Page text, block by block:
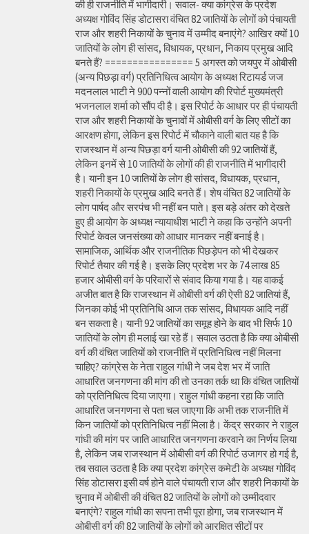
की ही राजनीति में भागीदारी। सवाल- क्या कांग्रेस के प्रदेश
अध्यक्ष गोविंद सिंह डोटासरा वंचित 82 जातियों के लोगों को पंचायती
राज और शहरी निकायों के चुनाव में उम्मीद बनाएंगे? आखिर क्यों 10
जातियों के लोग ही सांसद, विधायक, प्रधान, निकाय प्रमुख आदि
बनते हैं? ================ 5 अगस्त को जयपुर में ओबीसी
(अन्य पिछड़ा वर्ग) प्रतिनिधित्व आयोग के अध्यक्ष रिटायर्ड जज
मदनलाल भाटी ने 900 पन्नों वाली आयोग की रिपोर्ट मुख्यमंत्री
भजनलाल शर्मा को सौंप दी है। इस रिपोर्ट के आधार पर ही पंचायती
राज और शहरी निकायों के चुनावों में ओबीसी वर्ग के लिए सीटों का
आरक्षण होगा, लेकिन इस रिपोर्ट में चौकाने वाली बात यह है कि
राजस्थान में अन्य पिछड़ा वर्ग यानी ओबीसी की 92 जातियों हैं,
लेकिन इनमें से 10 जातियों के लोगों की ही राजनीति में भागीदारी
है। यानी इन 10 जातियों के लोग ही सांसद, विधायक, प्रधान,
शहरी निकायों के प्रमुख आदि बनते हैं। शेष वंचित 82 जातियों के
लोग पार्षद और सरपंच भी नहीं बन पाते। इस बड़े अंतर को देखते
हुए ही आयोग के अध्यक्ष न्यायाधीश भाटी ने कहा कि उन्होंने अपनी
रिपोर्ट केवल जनसंख्या को आधार मानकर नहीं बनाई है।
सामाजिक, आर्थिक और राजनीतिक पिछड़ेपन को भी देखकर
रिपोर्ट तैयार की गई है। इसके लिए प्रदेश भर के 74 लाख 85
हजार ओबीसी वर्ग के परिवारों से संवाद किया गया है। यह वाकई
अजीत बात है कि राजस्थान में ओबीसी वर्ग की ऐसी 82 जातियां हैं,
जिनका कोई भी प्रतिनिधि आज तक सांसद, विधायक आदि नहीं
बन सकता है। यानी 92 जातियों का समूह होने के बाद भी सिर्फ 10
जातियों के लोग ही मलाई खा रहे हैं। सवाल उठता है कि क्या ओबीसी
वर्ग की वंचित जातियों को राजनीति में प्रतिनिधित्व नहीं मिलना
चाहिए? कांग्रेस के नेता राहुल गांधी ने जब देश भर में जाति
आधारित जनगणना की मांग की तो उनका तर्क था कि वंचित जातियों
को प्रतिनिधित्व दिया जाएगा। राहुल गांधी कहना रहा कि जाति
आधारित जनगणना से पता चल जाएगा कि अभी तक राजनीति में
किन जातियों को प्रतिनिधित्व नहीं मिला है। केंद्र सरकार ने राहुल
गांधी की मांग पर जाति आधारित जनगणना करवाने का निर्णय लिया
है, लेकिन जब राजस्थान में ओबीसी वर्ग की रिपोर्ट उजागर हो गई है,
तब सवाल उठता है कि क्या प्रदेश कांग्रेस कमेटी के अध्यक्ष गोविंद
सिंह डोटासरा इसी वर्ष होने वाले पंचायती राज और शहरी निकायों के
चुनाव में ओबीसी की वंचित 82 जातियों के लोगों को उम्मीदवार
बनाएंगे? राहुल गांधी का सपना तभी पूरा होगा, जब राजस्थान में
ओबीसी वर्ग की 82 जातियों के लोगों को आरक्षित सीटों पर